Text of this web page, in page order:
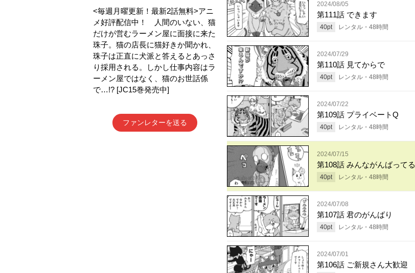
<毎週月曜更新！最新2話無料>アニ
メ好評配信中！ 人間のいない、猫
だけが営むラーメン屋に面接に来た
珠子。猫の店長に猫好きか聞かれ、
珠子は正直に犬派と答えるとあっさ
り採用される。しかし仕事内容はラ
ーメン屋ではなく、猫のお世話係
で…!? [JC15巻発売中]
ファンレターを送る
2024/08/05
第111話 できます
40pt レンタル・ 48時間
2024/07/29
第110話 見てからで
40pt レンタル・ 48時間
2024/07/22
第109話 プライベートQ
40pt レンタル・ 48時間
2024/07/15
第108話 みんながんばってる
40pt レンタル・ 48時間
2024/07/08
第107話 君のがんばり
40pt レンタル・ 48時間
2024/07/01
第106話 ご新規さん大歓迎